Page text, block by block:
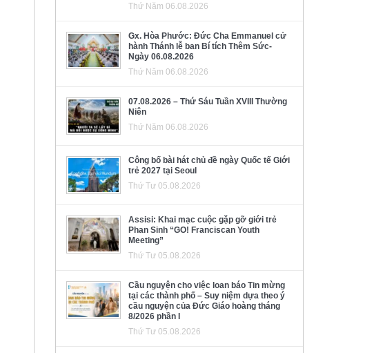
Thứ Năm 06.08.2026
Gx. Hòa Phước: Đức Cha Emmanuel cử
hành Thánh lễ ban Bí tích Thêm Sức-
Ngày 06.08.2026
Thứ Năm 06.08.2026
07.08.2026 – Thứ Sáu Tuần XVIII Thường
Niên
Thứ Năm 06.08.2026
Công bố bài hát chủ đề ngày Quốc tế Giới
trẻ 2027 tại Seoul
Thứ Tư 05.08.2026
Assisi: Khai mạc cuộc gặp gỡ giới trẻ
Phan Sinh “GO! Franciscan Youth
Meeting”
Thứ Tư 05.08.2026
Cầu nguyện cho việc loan báo Tin mừng
tại các thành phố – Suy niệm dựa theo ý
cầu nguyện của Đức Giáo hoàng tháng
8/2026 phần I
Thứ Tư 05.08.2026